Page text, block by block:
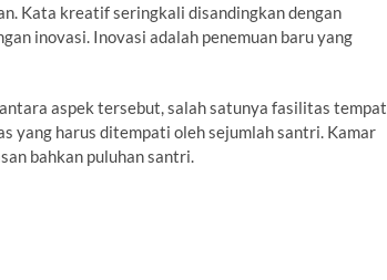
Kata kreatif seringkali disandingkan dengan
inovasi. Inovasi adalah penemuan baru yang
aspek tersebut, salah satunya fasilitas tempat
yang harus ditempati oleh sejumlah santri. Kamar
bahkan puluhan santri.